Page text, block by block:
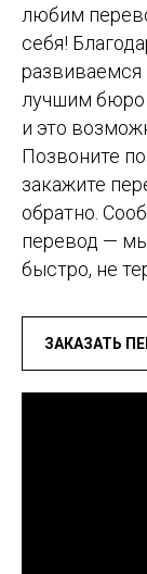
любим
себя!
развиваемся
лучшим бюро
и это
Позвоните
закажите
обратно.
перевод —
быстро, не
ЗАКАЗАТЬ